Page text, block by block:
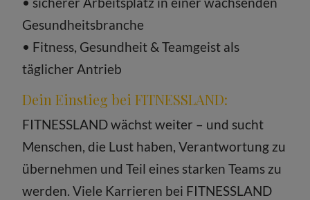
Gesundheitsbranche
• Fitness, Gesundheit & Teamgeist als
täglicher Antrieb
Dein Einstieg bei FITNESSLAND:
FITNESSLAND wächst weiter – und sucht
Menschen, die Lust haben, Verantwortung zu
übernehmen und Teil eines starken Teams zu
werden. Viele Karrieren bei FITNESSLAND